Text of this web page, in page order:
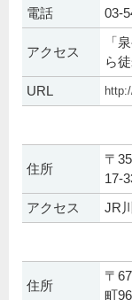
電話 03-
アクセス
「
ら
URL
住所
〒
17-
アクセス JR
住所
〒
町